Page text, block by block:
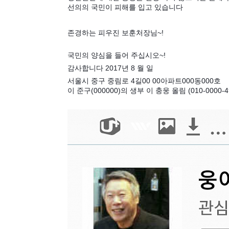
선의의 국민이 피해를 입고 있습니다
존경하는 피우진 보훈처장님~!
국민의 양심을 들어 주십시오~!
감사합니다 2017년 8 월 일
서울시 중구 중림로 4길00 00아파트000동000호
이 준구(000000)의 생부 이 충웅 올림 (010-0000-